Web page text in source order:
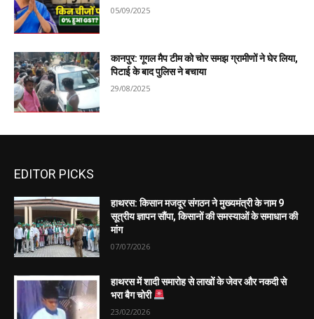
05/09/2025
कानपुर: गूगल मैप टीम को चोर समझ ग्रामीणों ने घेर लिया,
पिटाई के बाद पुलिस ने बचाया
29/08/2025
EDITOR PICKS
हाथरस: किसान मजदूर संगठन ने मुख्यमंत्री के नाम 9
सूत्रीय ज्ञापन सौंपा, किसानों की समस्याओं के समाधान की
मांग
07/07/2026
हाथरस में शादी समारोह से लाखों के जेवर और नकदी से
भरा बैग चोरी
23/02/2026